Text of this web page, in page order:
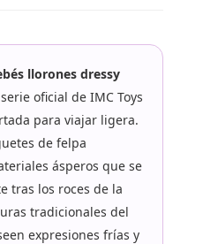
llorones dressy
oficial de IMC Toys
para viajar ligera.
de felpa
ásperos que se
tras los roces de la
tradicionales del
expresiones frías y